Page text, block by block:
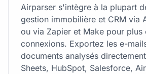
Airparser s'intègre à la plupart
gestion immobilière et CRM via
ou via Zapier et Make pour plus
connexions. Exportez les e-
documents analysés
Sheets, HubSpot, Salesforce,